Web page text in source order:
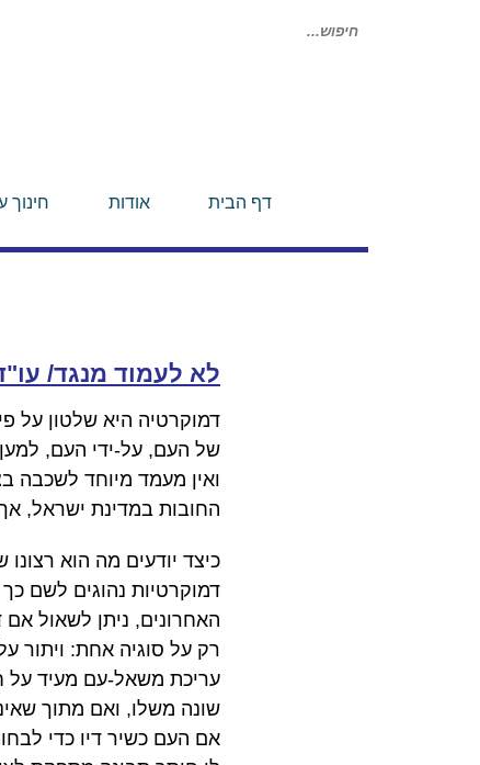
חיפוש
דף הבית אודות חינוך
לא לעמוד מנגד/
דמוקרטיה היא שלטון על
של העם, על-ידי העם, למען
ואין מעמד מיוחד לשכבה
החובות במדינת ישראל,
דמוקרטיות נהוגים לשם
האחרונים, ניתן לשאול
רק על סוגיה אחת: ויתור
עריכת משאל-עם מעיד על
שונה משלו, ואם מתוך
אם העם כשיר דיו כדי